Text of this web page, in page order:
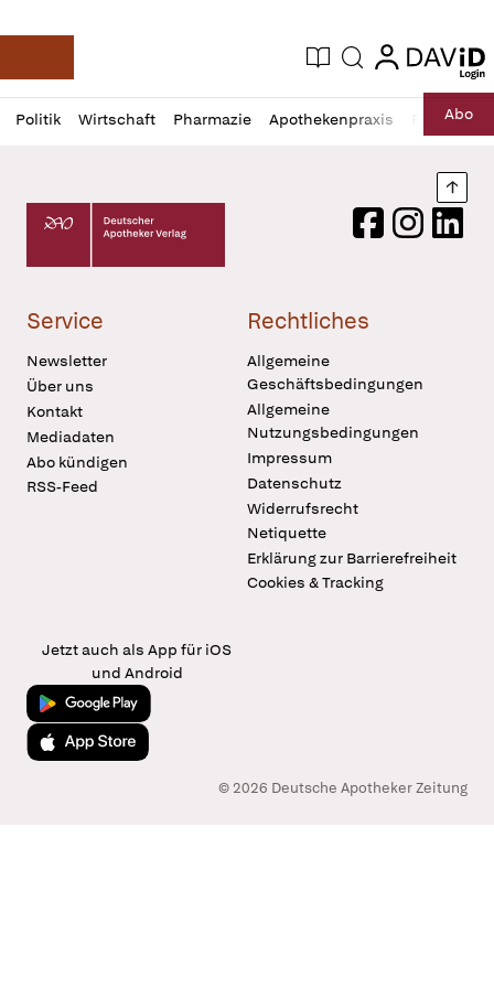
Deutsche Apotheker Zeitung
Aktuelle Ausgabe
Suche login
login
Politik Wirtschaft Pharmazie Apothekenpraxis RechtAbo
Profil
öffnen
Daz
Pur
Deutscher Apotheker Verlag Logo
FacebookInstagram
Service
Newsletter
Über uns
Kontakt
Mediadaten
Abo kündigen
RSS-Feed
Rechtliches
Allgemeine
Geschäftsbedingungen
Allgemeine
Nutzungsbedingungen
Impressum
Datenschutz
Widerrufsrecht
Netiquette
Erklärung zur Barrierefreiheit
Cookies & Tracking
Jetzt auch als App für iOS
und Android
Jetzt bei Google Play
Laden im App Store
© 2026 Deutsche Apotheker Zeitung